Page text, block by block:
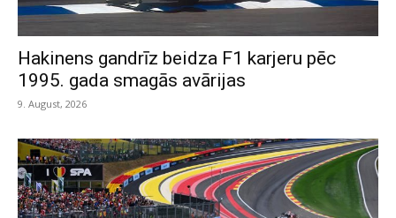
Hakinens gandrīz beidza F1 karjeru pēc
1995. gada smagās avārijas
9. August, 2026